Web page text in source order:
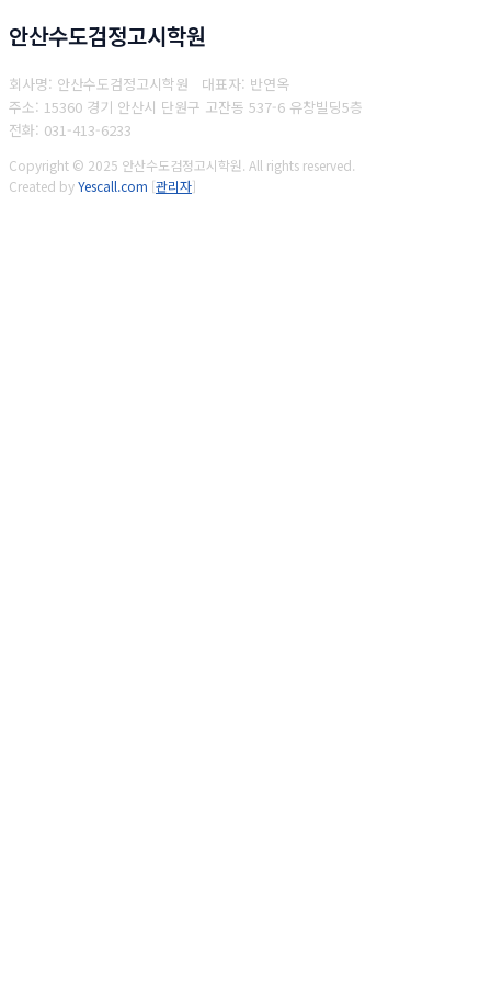
안산수도검정고시학원
회사명: 안산수도검정고시학원 대표자: 반연옥
주소: 15360 경기 안산시 단원구 고잔동 537-6 유창빌딩5층
전화: 031-413-6233
Copyright © 2025 안산수도검정고시학원. All rights reserved.
Created byYescall.com [관리자]